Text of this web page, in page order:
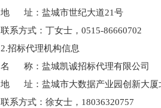
地 址：盐城市世纪大道21号
联系方式：丁女士，0515-86660702
2.招标代理机构信息
名 称：盐城凯诚招标代理有限公司
地 址：盐城市大数据产业园创新大厦
联系方式：徐女士，18036320757